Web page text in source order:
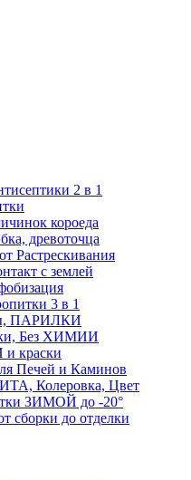
2 в 1
короеда
древоточца
Растрескивания
с землей
3 в 1
ПАРИЛКИ
Без ХИМИИ
краски
Печей и Каминов
Колеровка, Цвет
ЗИМОЙ до -20°
сборки до отделки